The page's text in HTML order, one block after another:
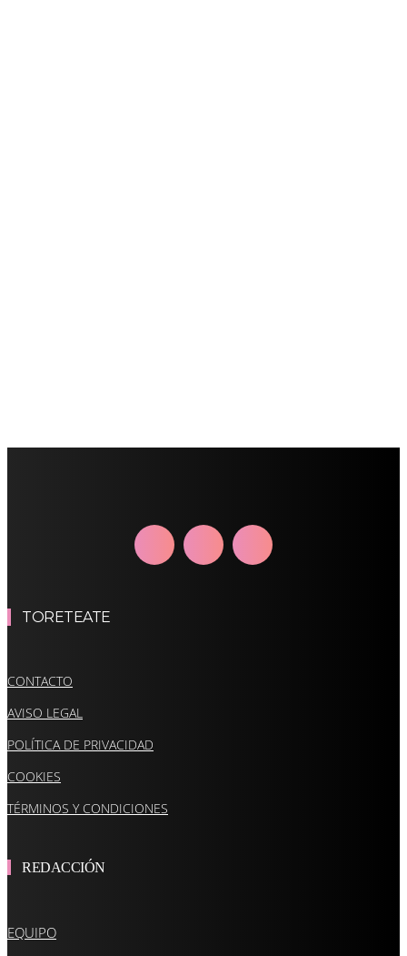
TORETEATE
CONTACTO
AVISO LEGAL
POLÍTICA DE PRIVACIDAD
COOKIES
TÉRMINOS Y CONDICIONES
REDACCIÓN
EQUIPO